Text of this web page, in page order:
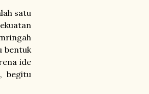
satu
bentuk
ide
begitu